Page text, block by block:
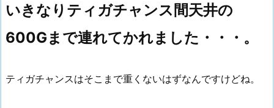
いきなりティガチャンス間天井の
600Gまで連れてかれました・・・。
ティガチャンスはそこまで重くないはずなんですけどね。